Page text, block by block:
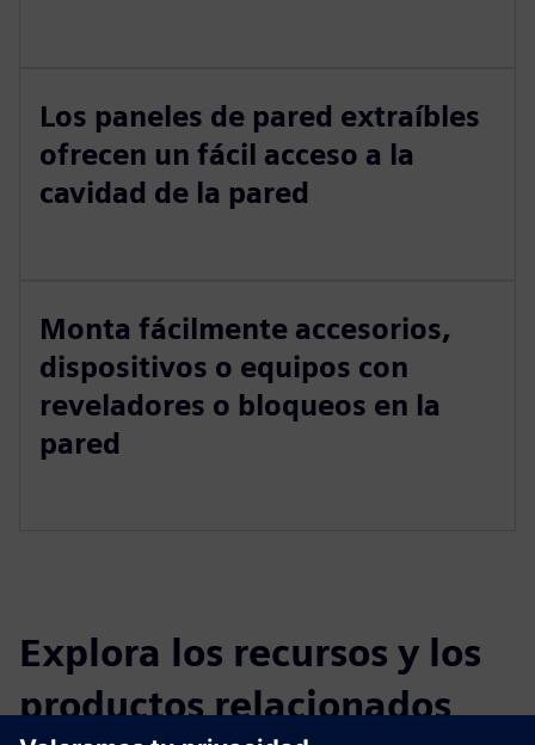
Los paneles de pared extraíbles
ofrecen un fácil acceso a la
cavidad de la pared
Monta fácilmente accesorios,
dispositivos o equipos con
reveladores o bloqueos en la
pared
Explora los recursos y los
productos relacionados